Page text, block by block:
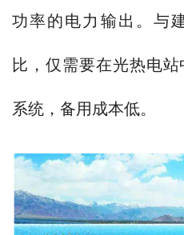
功率的电力输出。与
比，仅需要在光热电
系统，备用成本低。